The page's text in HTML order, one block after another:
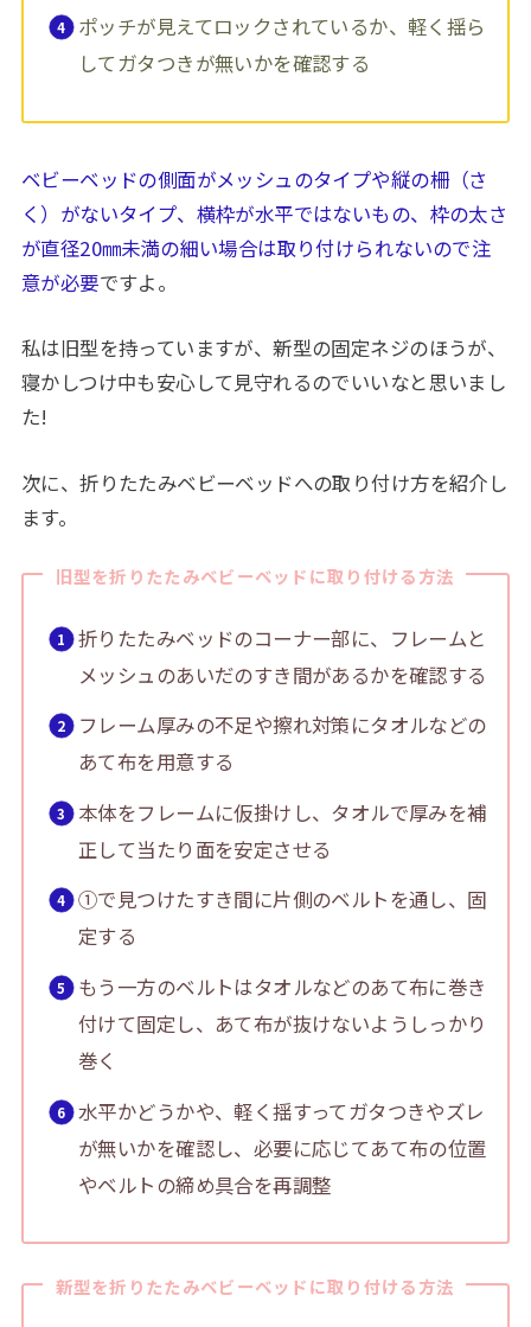
ポッチが見えてロックされているか、軽く揺ら
してガタつきが無いかを確認する
ベビーベッドの側面がメッシュのタイプや縦の柵（さ
く）がないタイプ、横枠が水平ではないもの、枠の太さ
が直径20㎜未満の細い場合は取り付けられないので注
意が必要ですよ。
私は旧型を持っていますが、新型の固定ネジのほうが、
寝かしつけ中も安心して見守れるのでいいなと思いまし
た!
次に、折りたたみベビーベッドへの取り付け方を紹介し
ます。
旧型を折りたたみベビーベッドに取り付ける方法
折りたたみベッドのコーナー部に、フレームと
メッシュのあいだのすき間があるかを確認する
フレーム厚みの不足や擦れ対策にタオルなどの
あて布を用意する
本体をフレームに仮掛けし、タオルで厚みを補
正して当たり面を安定させる
①で見つけたすき間に片側のベルトを通し、固
定する
もう一方のベルトはタオルなどのあて布に巻き
付けて固定し、あて布が抜けないようしっかり
巻く
水平かどうかや、軽く揺すってガタつきやズレ
が無いかを確認し、必要に応じてあて布の位置
やベルトの締め具合を再調整
新型を折りたたみベビーベッドに取り付ける方法